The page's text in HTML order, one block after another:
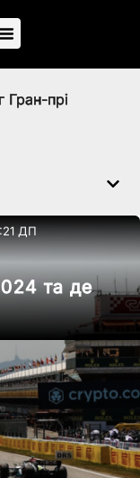
Гран-прі
ДП
та де